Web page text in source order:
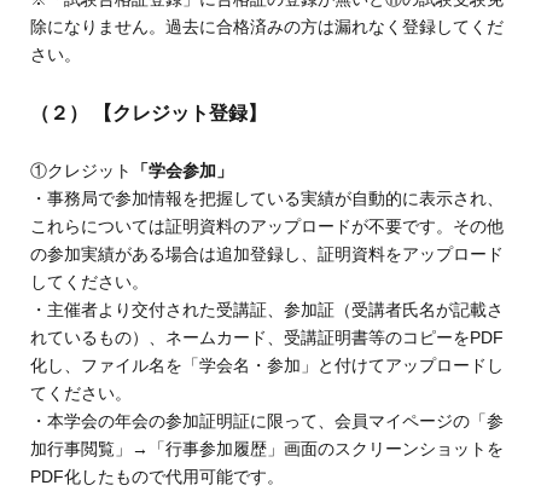
除になりません。過去に合格済みの方は漏れなく登録してくだ
さい。
（２） 【クレジット登録】
①クレジット
「学会参加」
・事務局で参加情報を把握している実績が自動的に表示され、
これらについては証明資料のアップロードが不要です。その他
の参加実績がある場合は追加登録し、証明資料をアップロード
してください。
・主催者より交付された受講証、参加証（受講者氏名が記載さ
れているもの）、ネームカード、受講証明書等のコピーをPDF
化し、ファイル名を「学会名・参加」と付けてアップロードし
てください。
・本学会の年会の参加証明証に限って、会員マイページの「参
加行事閲覧」→「行事参加履歴」画面のスクリーンショットを
PDF化したもので代用可能です。